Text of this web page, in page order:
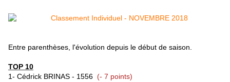
Entre parenthèses, l'évolution depuis le début de saison.
TOP 10
1- Cédrick BRINAS - 1556 (- 7 points)